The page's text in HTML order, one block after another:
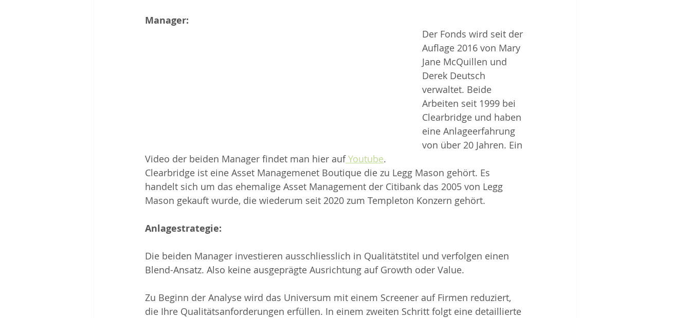
Manager:
Der Fonds wird seit der
Auflage 2016 von Mary
Jane McQuillen und
Derek Deutsch
verwaltet. Beide
Arbeiten seit 1999 bei
Clearbridge und haben
eine Anlageerfahrung
von über 20 Jahren. Ein
Video der beiden Manager findet man hier auf Youtube.
Clearbridge ist eine Asset Managemenet Boutique die zu Legg Mason gehört. Es
handelt sich um das ehemalige Asset Management der Citibank das 2005 von Legg
Mason gekauft wurde, die wiederum seit 2020 zum Templeton Konzern gehört.
Anlagestrategie:
Die beiden Manager investieren ausschliesslich in Qualitätstitel und verfolgen einen
Blend-Ansatz. Also keine ausgeprägte Ausrichtung auf Growth oder Value.
Zu Beginn der Analyse wird das Universum mit einem Screener auf Firmen reduziert,
die Ihre Qualitätsanforderungen erfüllen. In einem zweiten Schritt folgt eine detaillierte